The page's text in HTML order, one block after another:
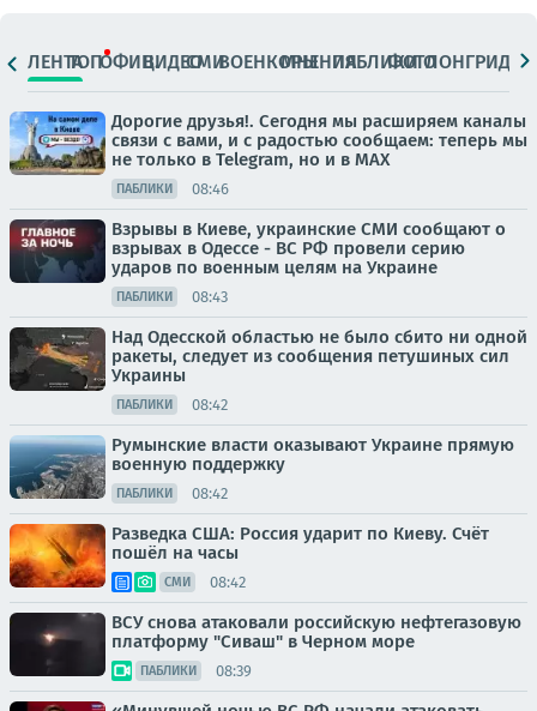
ЛЕНТАТОПОФИЦ.ВИДЕОСМИВОЕНКОРЫМНЕНИЯПАБЛИКИ
ФОТОЛОНГРИДЫ
Дорогие друзья!. Сегодня мы расширяем каналы
связи с вами, и с радостью сообщаем: теперь мы
не только в Telegram, но и в МАХ
ПАБЛИКИ 08:46
Взрывы в Киеве, украинские СМИ сообщают о
взрывах в Одессе - ВС РФ провели серию
ударов по военным целям на Украине
ПАБЛИКИ 08:43
Над Одесской областью не было сбито ни одной
ракеты, следует из сообщения петушиных сил
Украины
ПАБЛИКИ 08:42
Румынские власти оказывают Украине прямую
военную поддержку
ПАБЛИКИ 08:42
Разведка США: Россия ударит по Киеву. Счёт
пошёл на часы
СМИ 08:42
ВСУ снова атаковали российскую нефтегазовую
платформу "Сиваш" в Черном море
ПАБЛИКИ 08:39